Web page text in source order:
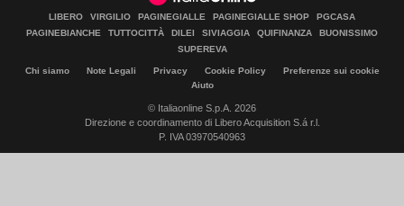
LIBERO VIRGILIO PAGINEGIALLE PAGINEGIALLE SHOP
PGCASA
PAGINEBIANCHE
TUTTOCITTÀ DILEI SIVIAGGIA QUIFINANZA
BUONISSIMO
SUPEREVA
Chi siamo Note Legali Privacy Cookie Policy
Preferenze sui cookie
Aiuto
© Italiaonline S.p.A. 2026
Direzione e coordinamento di Libero Acquisition S.á r.l.
P. IVA 03970540963